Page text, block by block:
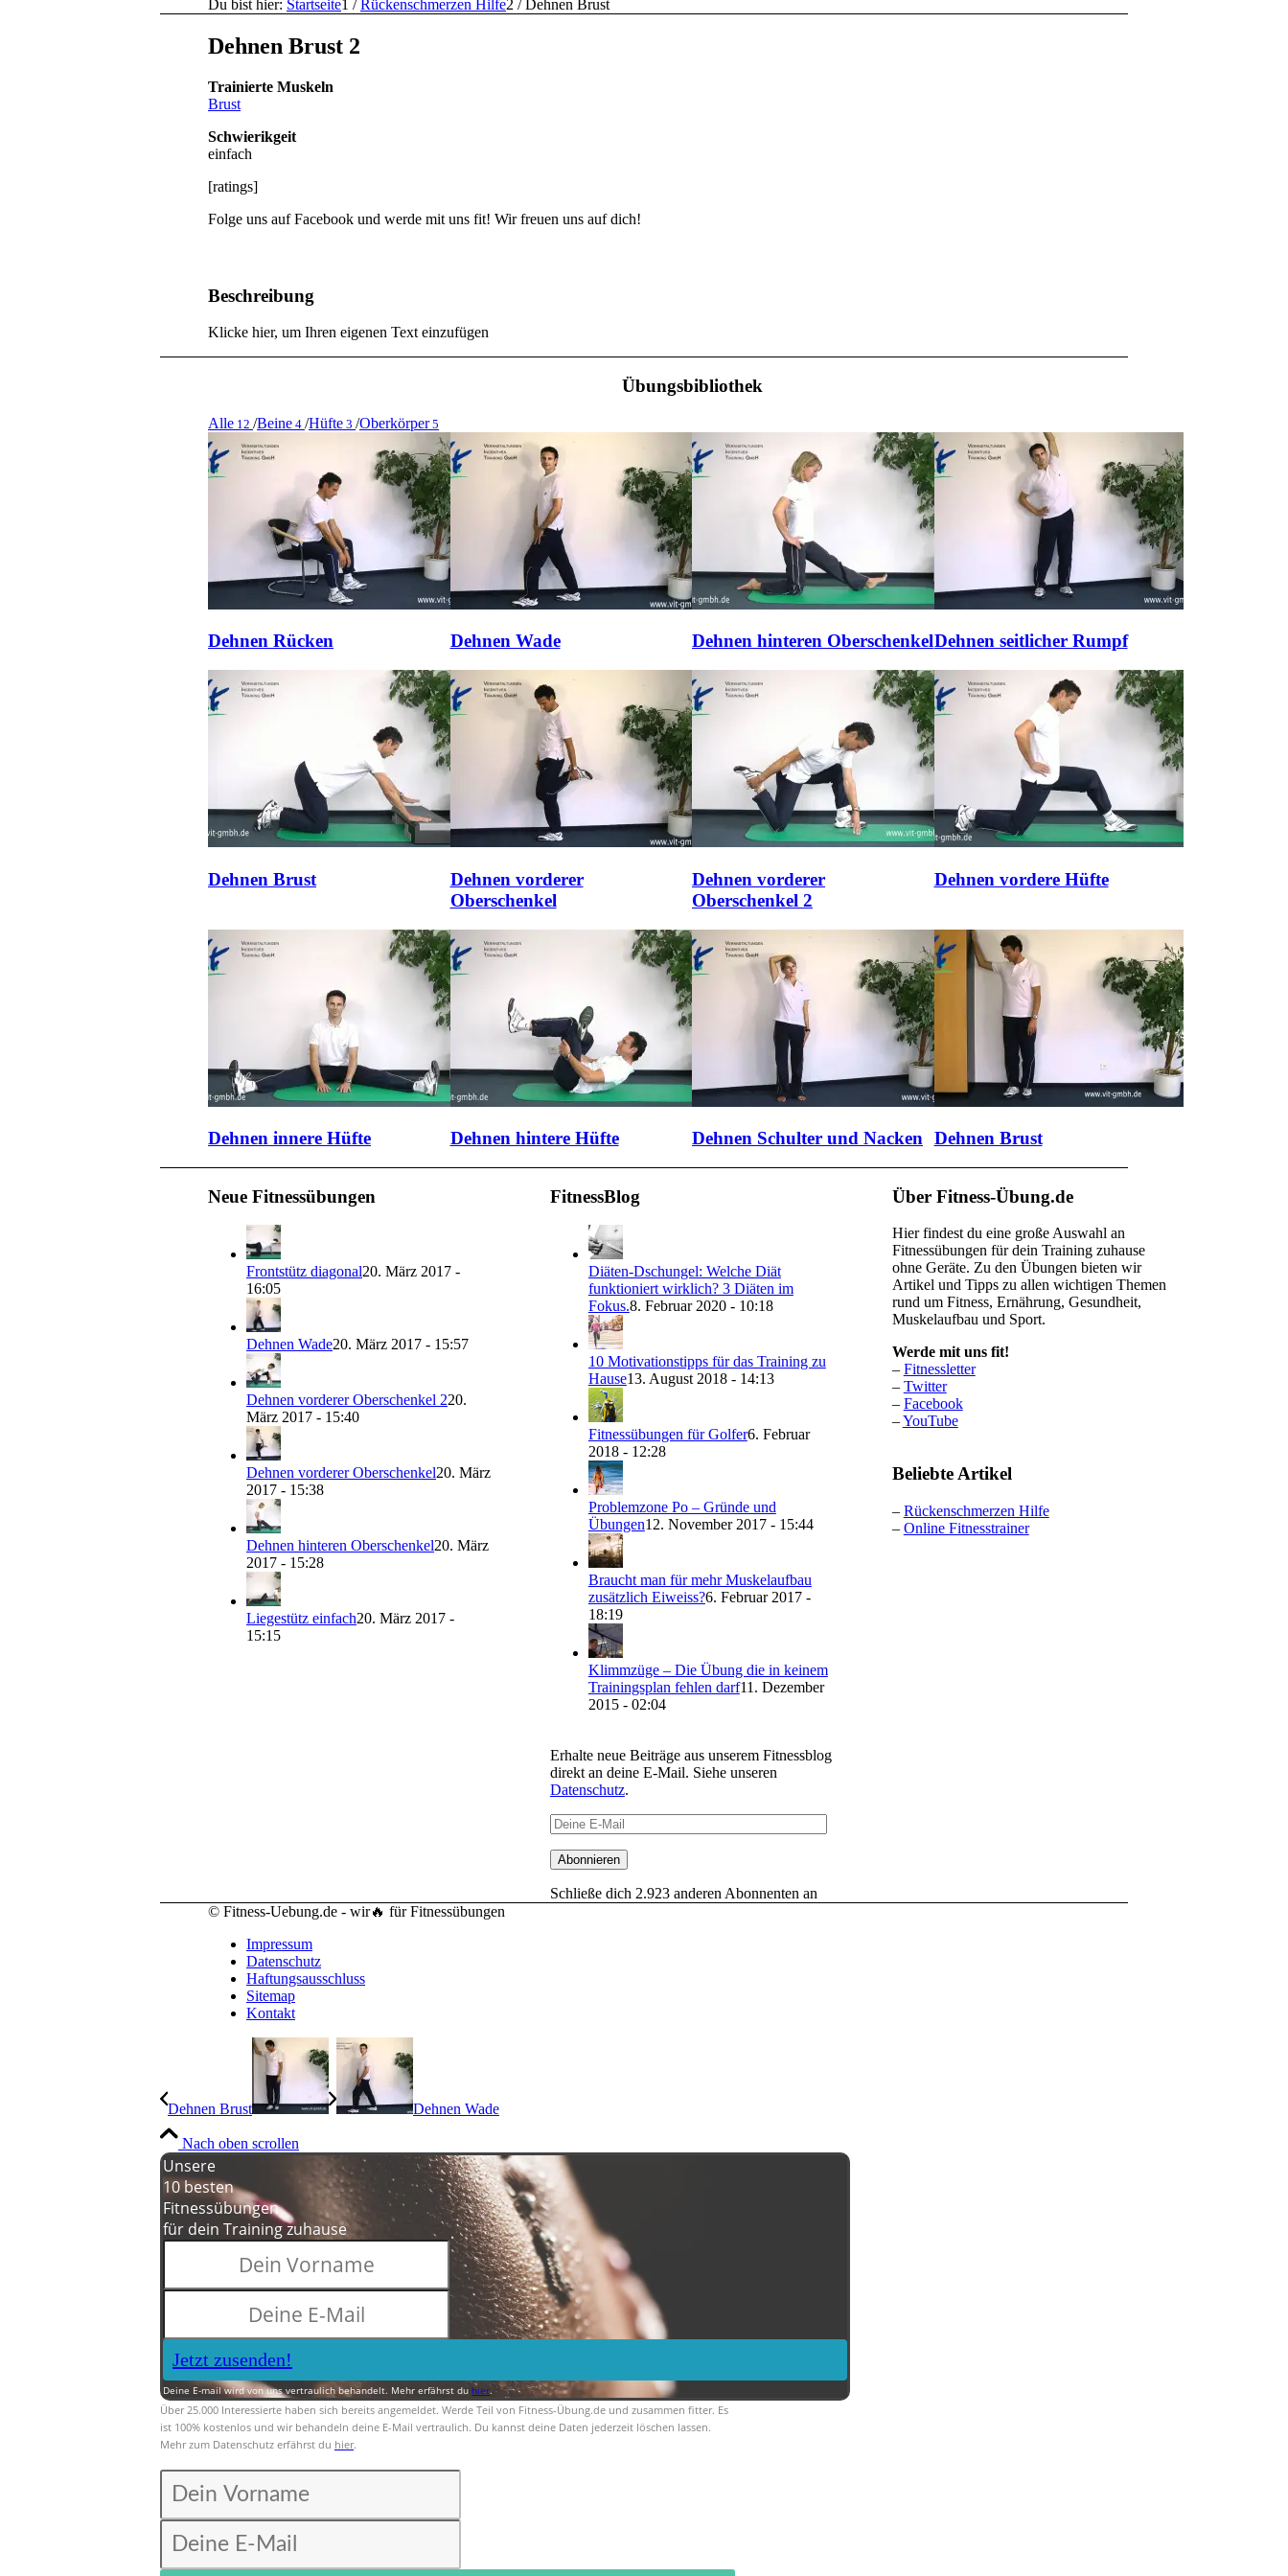
Du bist hier: Startseite1 / Rückenschmerzen Hilfe2 / Dehnen Brust
Dehnen Brust 2
Trainierte Muskeln
Brust
Schwierikgeit
einfach
[ratings]
Folge uns auf Facebook und werde mit uns fit! Wir freuen uns auf dich!
Beschreibung
Klicke hier, um Ihren eigenen Text einzufügen
Übungsbibliothek
Alle 12 /Beine 4 /Hüfte 3 /Oberkörper5
Dehnen Rücken Dehnen Wade Dehnen hinteren OberschenkelDehnen seitlicher Rumpf
Dehnen Brust
Dehnen vorderer
Oberschenkel
Dehnen vorderer
Oberschenkel 2
Dehnen vordere Hüfte
Dehnen innere Hüfte Dehnen hintere Hüfte Dehnen Schulter und Nacken Dehnen Brust
Neue Fitnessübungen
Frontstütz diagonal20. März 2017 -
16:05
Dehnen Wade20. März 2017 - 15:57
Dehnen vorderer Oberschenkel 220.
März 2017 - 15:40
Dehnen vorderer Oberschenkel20. März
2017 - 15:38
Dehnen hinteren Oberschenkel20. März
2017 - 15:28
Liegestütz einfach20. März 2017 -
15:15
FitnessBlog
Diäten-Dschungel: Welche Diät
funktioniert wirklich? 3 Diäten im
Fokus.8. Februar 2020 - 10:18
10 Motivationstipps für das Training zu
Hause13. August 2018 - 14:13
Fitnessübungen für Golfer6. Februar
2018 - 12:28
Problemzone Po – Gründe und
Übungen12. November 2017 - 15:44
Braucht man für mehr Muskelaufbau
zusätzlich Eiweiss?6. Februar 2017 -
18:19
Klimmzüge – Die Übung die in keinem
Trainingsplan fehlen darf11. Dezember
2015 - 02:04
Erhalte neue Beiträge aus unserem Fitnessblog
direkt an deine E-Mail. Siehe unseren
Datenschutz.
Deine
E-
Mail
Abonnieren
Schließe dich 2.923 anderen Abonnenten an
Über Fitness-Übung.de
Hier findest du eine große Auswahl an
Fitnessübungen für dein Training zuhause
ohne Geräte. Zu den Übungen bieten wir
Artikel und Tipps zu allen wichtigen Themen
rund um Fitness, Ernährung, Gesundheit,
Muskelaufbau und Sport.
Werde mit uns fit!
– Fitnessletter
– Twitter
– Facebook
–YouTube
Beliebte Artikel
– Rückenschmerzen Hilfe
– Online Fitnesstrainer
© Fitness-Uebung.de - wir🔥 für Fitnessübungen
Impressum
Datenschutz
Haftungsausschluss
Sitemap
Kontakt
Dehnen Brust Dehnen Wade
Nach oben scrollen
Unsere
10 besten
Fitnessübungen
für dein Training zuhause
Jetzt zusenden!
Deine E-mail wird von uns vertraulich behandelt. Mehr erfährst du hier.
Über 25.000 Interessierte haben sich bereits angemeldet. Werde Teil von Fitness-Übung.de und zusammen fitter. Es
ist 100% kostenlos und wir behandeln deine E-Mail vertraulich. Du kannst deine Daten jederzeit löschen lassen.
Mehr zum Datenschutz erfährst du hier.